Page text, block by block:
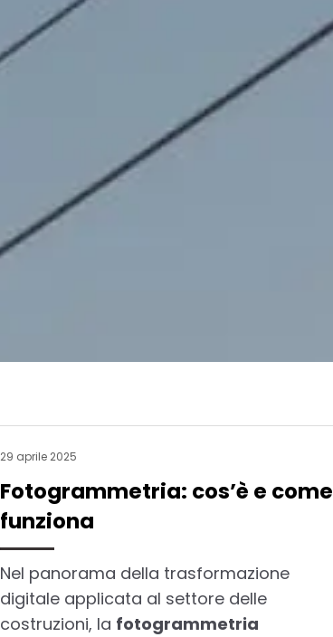
29 aprile 2025
Fotogrammetria: cos’è e come
funziona
Nel panorama della trasformazione
digitale applicata al settore delle
costruzioni, la fotogrammetria